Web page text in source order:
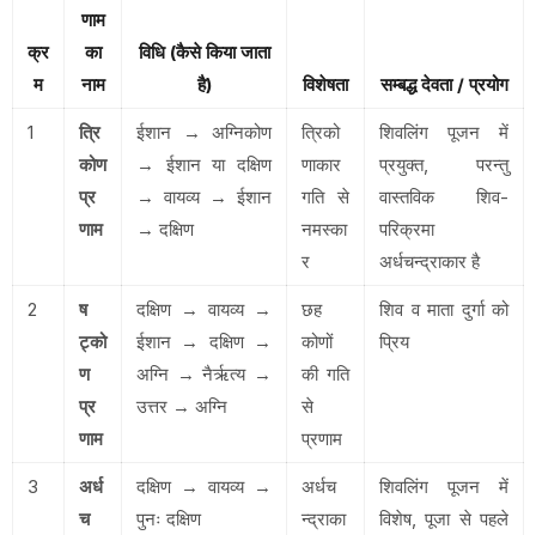
क्र
म
णाम
का
नाम
विधि (कैसे किया जाता
है)
विशेषता सम्बद्ध देवता / प्रयोग
1
त्रि
कोण
प्र
णाम
ईशान → अग्निकोण
→ ईशान या दक्षिण
→ वायव्य → ईशान
→ दक्षिण
त्रिको
णाकार
गति से
नमस्का
र
शिवलिंग पूजन में
प्रयुक्त, परन्तु
वास्तविक शिव-
परिक्रमा
अर्धचन्द्राकार है
2
ष
ट्को
ण
प्र
णाम
दक्षिण → वायव्य →
ईशान → दक्षिण →
अग्नि → नैर्ऋत्य →
उत्तर → अग्नि
छह
कोणों
की गति
से
प्रणाम
शिव व माता दुर्गा को
प्रिय
3
अर्ध
च
दक्षिण → वायव्य →
पुनः दक्षिण
अर्धच
न्द्राका
शिवलिंग पूजन में
विशेष, पूजा से पहले